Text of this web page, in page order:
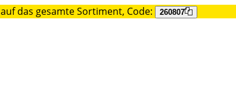
auf das gesamte Sortiment, Code: 260807